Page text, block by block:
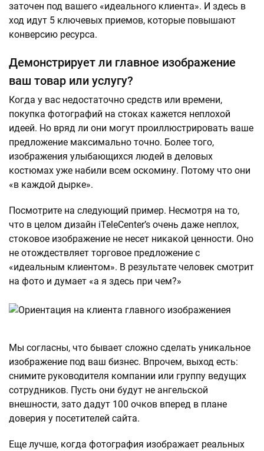
заточен под вашего «идеального клиента». И здесь в
ход идут 5 ключевых приемов, которые повышают
конверсию ресурса.
Демонстрирует ли главное изображение
ваш товар или услугу?
Когда у вас недостаточно средств или времени,
покупка фотографий на стоках кажется неплохой
идеей. Но вряд ли они могут проиллюстрировать ваше
предложение максимально точно. Более того,
изображения улыбающихся людей в деловых
костюмах уже набили всем оскомину. Потому что они
«в каждой дырке».
Посмотрите на следующий пример. Несмотря на то,
что в целом дизайн iTeleCenter’s очень даже неплох,
стоковое изображение не несет никакой ценности. Оно
не отождествляет торговое предложение с
«идеальным клиентом». В результате человек смотрит
на фото и думает «а я здесь при чем?»
Мы согласны, что бывает сложно сделать уникальное
изображение под ваш бизнес. Впрочем, выход есть:
снимите руководителя компании или группу ведущих
сотрудников. Пусть они будут не ангельской
внешности, зато дадут 100 очков вперед в плане
доверия у посетителей сайта.
Еще лучше, когда фотография изображает реальных